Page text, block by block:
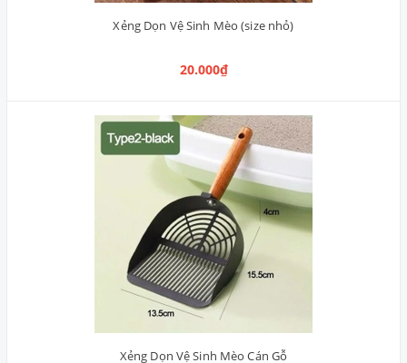
Xẻng Dọn Vệ Sinh Mèo (size nhỏ)
20.000₫
Xẻng Dọn Vệ Sinh Mèo Cán Gỗ